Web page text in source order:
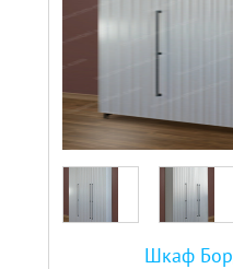
Шкаф